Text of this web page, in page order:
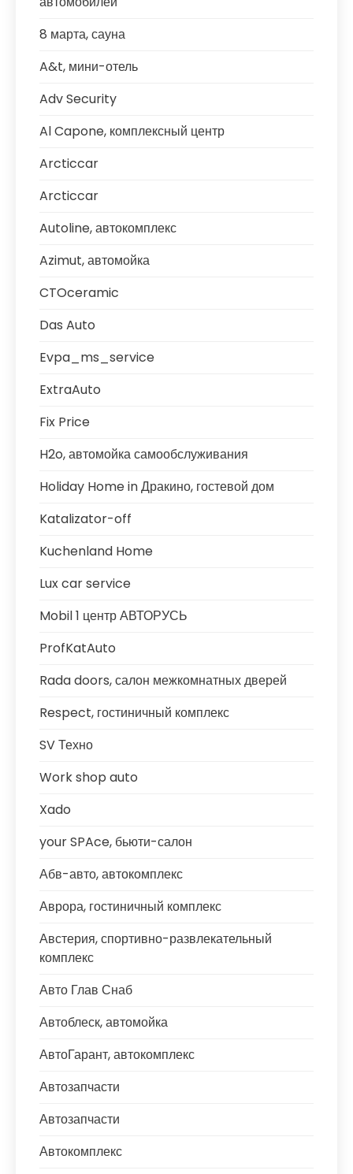
8 марта, сауна
A&t, мини-отель
Adv Security
Al Capone, комплексный центр
Arcticcar
Arcticcar
Autoline, автокомплекс
Azimut, автомойка
CTOceramic
Das Auto
Evpa_ms_service
ExtraAuto
Fix Price
H2o, автомойка самообслуживания
Holiday Home in Дракино, гостевой дом
Katalizator-off
Kuchenland Home
Lux car service
Mobil 1 центр АВТОРУСЬ
ProfKatAuto
Rada doors, салон межкомнатных дверей
Respect, гостиничный комплекс
SV Техно
Work shop auto
Xado
your SPAce, бьюти-салон
Абв-авто, автокомплекс
Аврора, гостиничный комплекс
Австерия, спортивно-развлекательный
комплекс
Авто Глав Снаб
Автоблеск, автомойка
АвтоГарант, автокомплекс
Автозапчасти
Автозапчасти
Автокомплекс